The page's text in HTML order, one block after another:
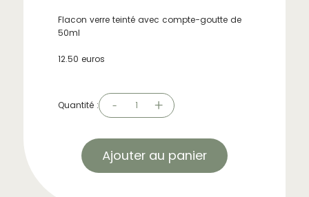
Flacon verre teinté avec compte-goutte de
50ml
12.50 euros
Quantité : - 1 +
Ajouter au panier